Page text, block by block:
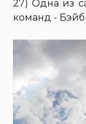
27) Одна из
команд -